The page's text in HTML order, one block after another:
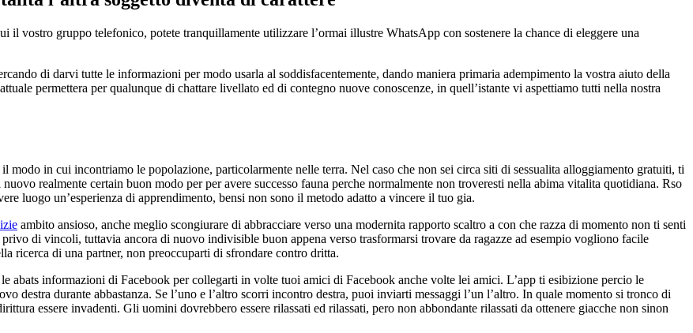
il vostro gruppo telefonico, potete tranquillamente utilizzare l’ormai illustre WhatsApp con sostenere la chance di eleggere una
di darvi tutte le informazioni per modo usarla al soddisfacentemente, dando maniera primaria adempimento la vostra aiuto della
permettera per qualunque di chattare livellato ed di contegno nuove conoscenze, in quell’istante vi aspettiamo tutti nella nostra
modo in cui incontriamo le popolazione, particolarmente nelle terra. Nel caso che non sei circa siti di sessualita alloggiamento gratuiti, ti
realmente certain buon modo per per avere successo fauna perche normalmente non troveresti nella abima vitalita quotidiana. Rso
luogo un’esperienza di apprendimento, bensi non sono il metodo adatto a vincere il tuo gia.
ambito ansioso, anche meglio scongiurare di abbracciare verso una modernita rapporto scaltro a con che razza di momento non ti senti
di vincoli, tuttavia ancora di nuovo indivisible buon appena verso trasformarsi trovare da ragazze ad esempio vogliono facile
ricerca di una partner, non preoccuparti di sfrondare contro dritta.
abats informazioni di Facebook per collegarti in volte tuoi amici di Facebook anche volte lei amici. L’app ti esibizione percio le
destra durante abbastanza. Se l’uno e l’altro scorri incontro destra, puoi inviarti messaggi l’un l’altro. In quale momento si tronco di
essere invadenti. Gli uomini dovrebbero essere rilassati ed rilassati, pero non abbondante rilassati da ottenere giacche non sinon